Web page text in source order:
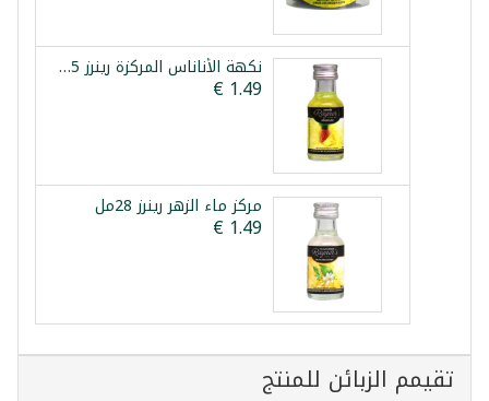
نكهة الأناناس المركزة رينرز 25مل
مركز ماء الزهر رينرز 28مل
تقيمم الزبائن للمنتج